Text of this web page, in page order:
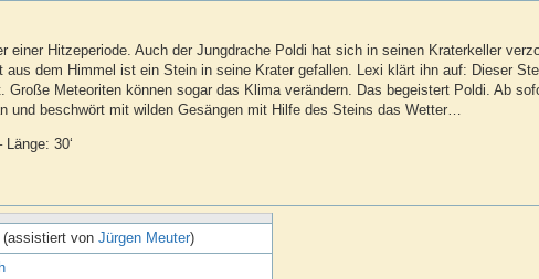
einer Hitzeperiode. Auch der Jungdrache Poldi hat sich in seinen Kraterkeller
aus dem Himmel ist ein Stein in seine Krater gefallen. Lexi klärt ihn auf: Dieser
Große Meteoriten können sogar das Klima verändern. Das begeistert Poldi. Ab
und beschwört mit wilden Gesängen mit Hilfe des Steins das Wetter…
30‘
(assistiert von Jürgen Meuter)